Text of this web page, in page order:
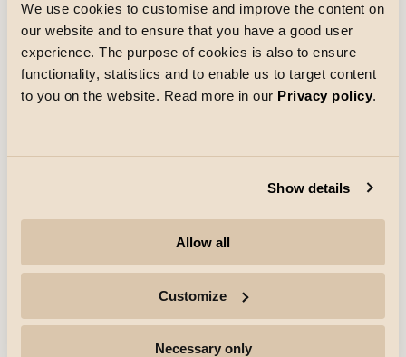
We use cookies to customise and improve the content on
our website and to ensure that you have a good user
experience. The purpose of cookies is also to ensure
functionality, statistics and to enable us to target content
to you on the website. Read more in our Privacy policy.
Show details
Allow all
Customize
Necessary only
Téléchargements
Fiche technique
pdf
(S'ouvre dans un nouvel onglet)
Instructions de montage
pdf
(S'ouvre dans un nouvel onglet)
Embase
Polycarbonate (PC)